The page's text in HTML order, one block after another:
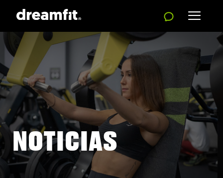
NOTICIAS